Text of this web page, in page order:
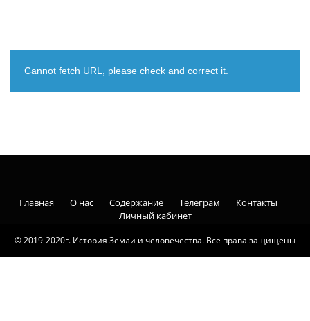
Cannot fetch URL, please check and correct it.
© 2019-2020г. История Земли и человечества. Все права защищены
Главная О нас Содержание Телеграм
Контакты
Личный кабинет